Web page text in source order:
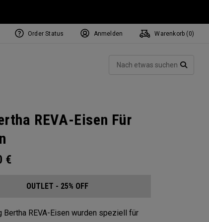
Order Status Anmelden Warenkorb ( 0)
REVA-Eisen Für
€
OUTLET - 25% OFF
Bertha REVA-Eisen wurden speziell für